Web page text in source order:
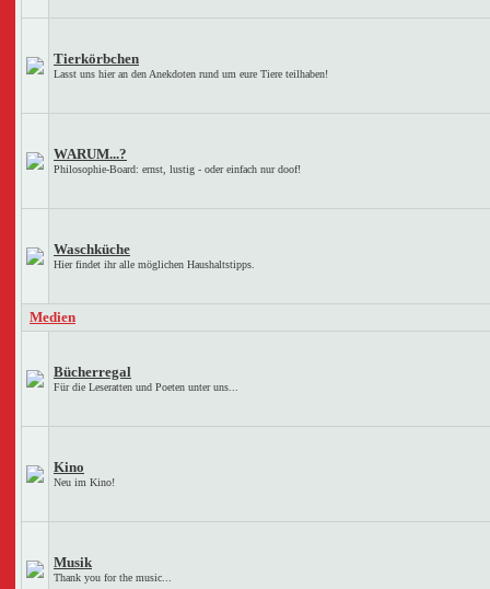
Tierkörbchen
Lasst uns hier an den Anekdoten rund um eure Tiere teilhaben!
WARUM...?
Philosophie-Board: ernst, lustig - oder einfach nur doof!
Waschküche
Hier findet ihr alle möglichen Haushaltstipps.
Medien
Bücherregal
Für die Leseratten und Poeten unter uns...
Kino
Neu im Kino!
Musik
Thank you for the music...